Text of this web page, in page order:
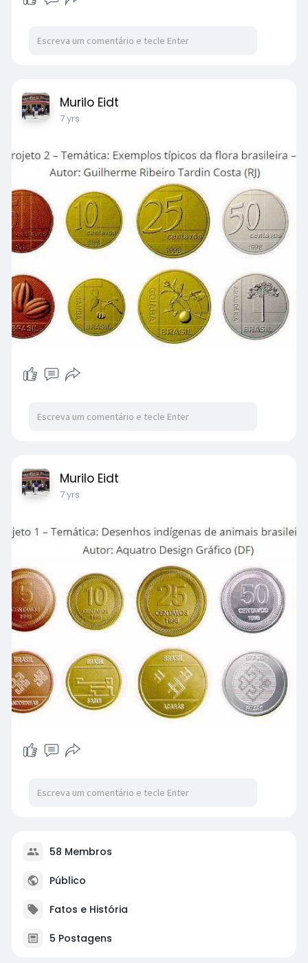
Murilo Eidt
7 yrs
Murilo Eidt
7 yrs
58 Membros
Público
Fatos e História
5 Postagens